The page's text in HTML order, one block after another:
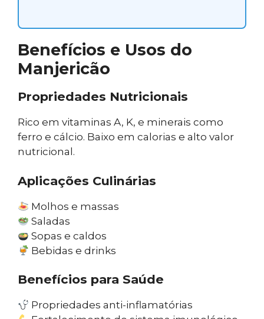
Benefícios e Usos do
Manjericão
Propriedades Nutricionais
Rico em vitaminas A, K, e minerais como
ferro e cálcio. Baixo em calorias e alto valor
nutricional.
Aplicações Culinárias
Molhos e massas
Saladas
Sopas e caldos
Bebidas e drinks
Benefícios para Saúde
Propriedades anti-inflamatórias